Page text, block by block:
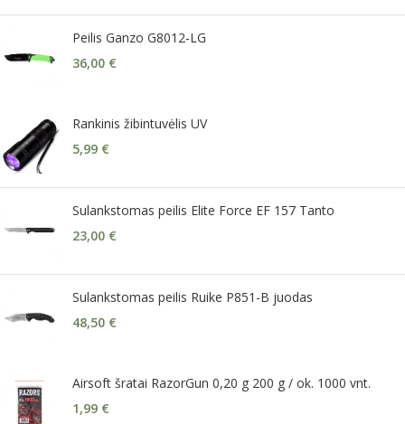
Peilis Ganzo G8012-LG
36,00 €
Rankinis žibintuvėlis UV
5,99 €
Sulankstomas peilis Elite Force EF 157 Tanto
23,00 €
Sulankstomas peilis Ruike P851-B juodas
48,50 €
Airsoft šratai RazorGun 0,20 g 200 g / ok. 1000 vnt.
1,99 €